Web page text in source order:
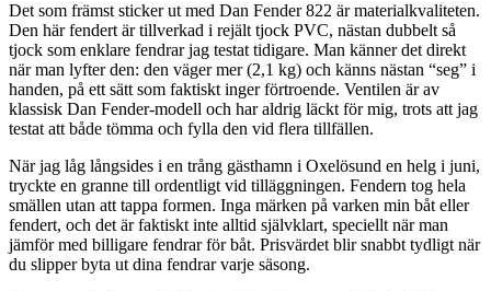
Det som främst sticker ut med Dan Fender 822 är materialkvaliteten.
Den här fendert är tillverkad i rejält tjock PVC, nästan dubbelt så
tjock som enklare fendrar jag testat tidigare. Man känner det direkt
när man lyfter den: den väger mer (2,1 kg) och känns nästan “seg” i
handen, på ett sätt som faktiskt inger förtroende. Ventilen är av
klassisk Dan Fender-modell och har aldrig läckt för mig, trots att jag
testat att både tömma och fylla den vid flera tillfällen.
När jag låg långsides i en trång gästhamn i Oxelösund en helg i juni,
tryckte en granne till ordentligt vid tilläggningen. Fendern tog hela
smällen utan att tappa formen. Inga märken på varken min båt eller
fendert, och det är faktiskt inte alltid självklart, speciellt när man
jämför med billigare fendrar för båt. Prisvärdet blir snabbt tydligt när
du slipper byta ut dina fendrar varje säsong.